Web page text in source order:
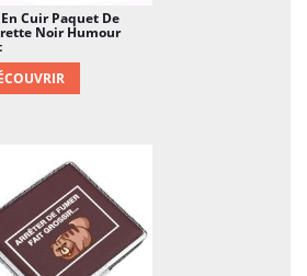
Cuir Paquet De
Noir Humour